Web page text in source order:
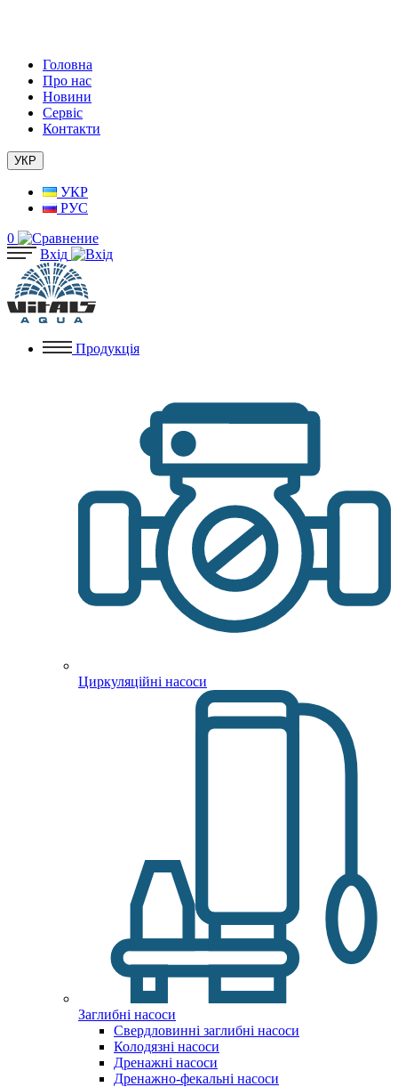
Головна
Про нас
Новини
Сервіс
Контакти
УКР
УКР
РУС
0
Вхід
Продукція
Циркуляційні насоси
Заглибні насоси
Свердловинні заглибні насоси
Колодязні насоси
Дренажні насоси
Дренажно-фекальні насоси